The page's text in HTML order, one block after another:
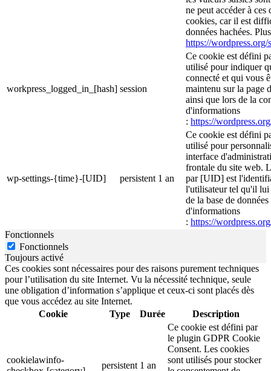
ne peut accéder à ces
cookies, car il est
données hachées.
https://
workpress_logged_in_[hash] session
Ce cookie est défini
utilisé pour indiquer
connecté et qui vous
maintenu sur la page
ainsi que lors de la
d'informations
: https://
wp-settings-{time}-[UID] persistent 1 an
Ce cookie est défini
utilisé pour
interface
frontale du site web.
par [UID] est
l'utilisateur tel qu'il lui
de la base de
d'informations
: https://
Fonctionnels
Fonctionnels
Toujours activé
Ces cookies sont nécessaires pour des raisons purement techniques
pour l’utilisation du site Internet. Vu la nécessité technique, seule
une obligation d’information s’applique et ceux-ci sont placés dès
que vous accédez au site Internet.
Cookie
Type Durée Description
cookielawinfo-
persistent 1 an
Ce cookie est défini par
le plugin GDPR Cookie
Consent. Les cookies
sont utilisés pour stocker